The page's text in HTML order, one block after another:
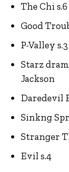
The Chi
Good
P-Valley
Starz
Jackson
Daredevil
Sinkng
Stranger
Evil s.4